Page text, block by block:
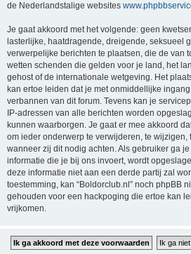
de Nederlandstalige websites
Je gaat akkoord met het volgende: geen
lasterlijke, haatdragende, dreigende, seksueel
verwerpelijke berichten te plaatsen, die de van
wetten schenden die gelden voor je land, het
gehost of de internationale wetgeving. Het
kan ertoe leiden dat je met onmiddellijke
verbannen van dit forum. Tevens kan je
IP-adressen van alle berichten worden
kunnen waarborgen. Je gaat er mee akkoord
om ieder onderwerp te verwijderen, te wijzigen,
wanneer zij dit nodig achten. Als gebruiker ga
informatie die je bij ons invoert, wordt
deze informatie niet aan een derde partij zal
toestemming, kan “Boldorclub.nl” noch phpBB
gehouden voor een hackpoging die ertoe kan
vrijkomen.